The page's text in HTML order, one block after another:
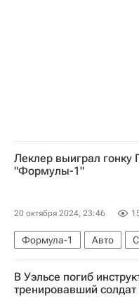
Леклер выиграл
"Формулы-1"
20 октября 2024, 23:46
Формула-1 Авто
Феррари
В Уэльсе погиб
тренировавший